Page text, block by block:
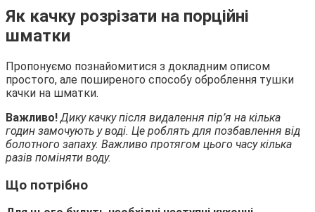
Як качку розрізати на порційні
шматки
Пропонуємо познайомитися з докладним описом
простого, але поширеного способу оброблення тушки
качки на шматки.
Важливо!Дику качку після видалення пір’я на кілька
годин замочують у воді. Це роблять для позбавлення від
болотного запаху. Важливо протягом цього часу кілька
разів поміняти воду.
Що потрібно